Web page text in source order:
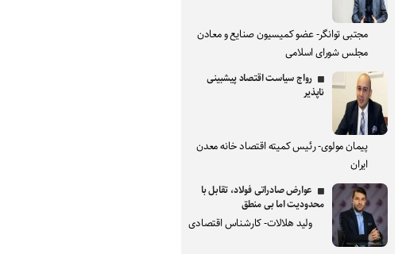
مجتبی توانگر- عضو کمیسیون صنایع و معادن
مجلس شورای اسلامی
رواج سیاست اقتصاد پیشبینی
ناپذیر
پیمان مولوی- رئیس کمیته اقتصاد خانه معدن
ایران
عوارض صادراتی فولاد، تقابل با
محدودیت اما بی منطق
ولید هلالات- کارشناس اقتصادی